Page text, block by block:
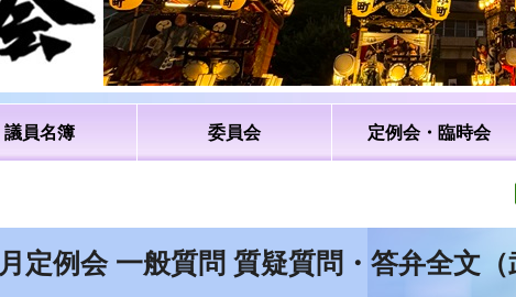
議員名簿 委員会 定例会・臨時会
定例会 一般質問 質疑質問・答弁全文（